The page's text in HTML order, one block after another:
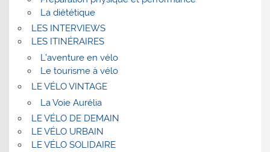
La diététique
LES INTERVIEWS
LES ITINÉRAIRES
L’aventure en vélo
Le tourisme à vélo
LE VÉLO VINTAGE
La Voie Aurélia
LE VÉLO DE DEMAIN
LE VÉLO URBAIN
LE VÉLO SOLIDAIRE